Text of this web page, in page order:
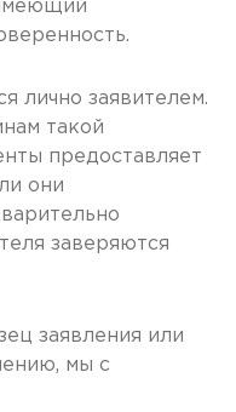
лично заявителем.
такой
предоставляет
они
заверяются
заявления или
мы с